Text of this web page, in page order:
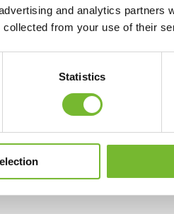
and analytics partners
collected from your use of their
Statistics
locatie en beheerdoelen,
zones.